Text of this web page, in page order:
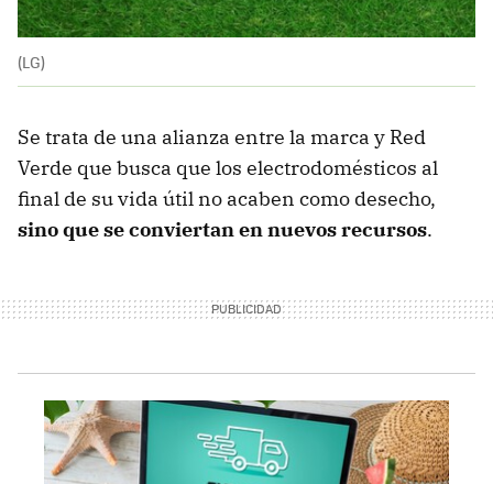
(LG)
Se trata de una alianza entre la marca y Red
Verde que busca que los electrodomésticos al
final de su vida útil no acaben como desecho,
sino que se conviertan en nuevos recursos.